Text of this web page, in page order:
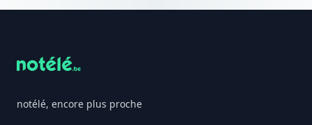
notélé, encore plus proche